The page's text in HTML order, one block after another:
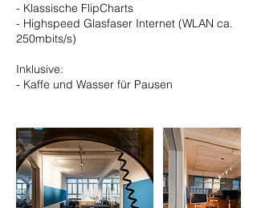
- Klassische FlipCharts
- Highspeed Glasfaser Internet (WLAN ca.
250mbits/s)
Inklusive:
- Kaffe und Wasser für Pausen